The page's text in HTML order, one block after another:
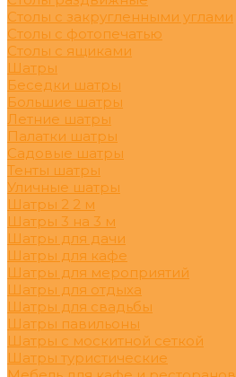
Столы с закругленными углами
Столы с фотопечатью
Столы с ящиками
Шатры
Беседки шатры
Большие шатры
Летние шатры
Палатки шатры
Садовые шатры
Тенты шатры
Уличные шатры
Шатры 2 2 м
Шатры 3 на 3 м
Шатры для дачи
Шатры для кафе
Шатры для мероприятий
Шатры для отдыха
Шатры для свадьбы
Шатры павильоны
Шатры с москитной сеткой
Шатры туристические